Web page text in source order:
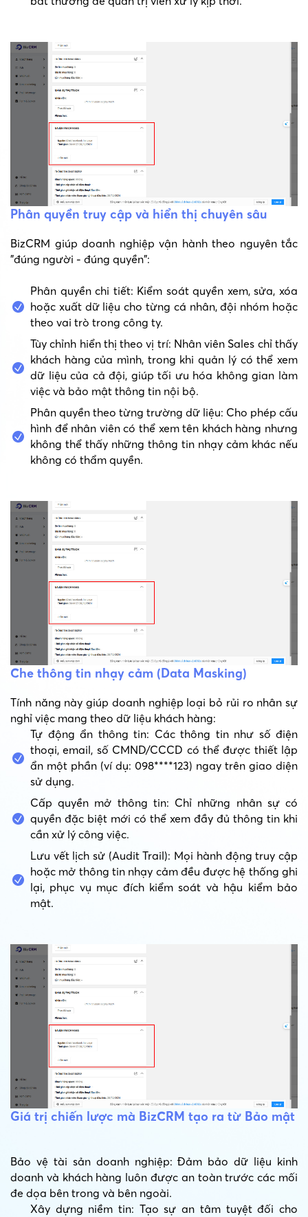
Phân quyền truy cập và hiển thị chuyên sâu
BizCRM giúp doanh nghiệp vận hành theo nguyên tắc
"đúng người - đúng quyền":
Phân quyền chi tiết: Kiểm soát quyền xem, sửa, xóa
hoặc xuất dữ liệu cho từng cá nhân, đội nhóm hoặc
theo vai trò trong công ty.
Tùy chỉnh hiển thị theo vị trí: Nhân viên Sales chỉ thấy
khách hàng của mình, trong khi quản lý có thể xem
dữ liệu của cả đội, giúp tối ưu hóa không gian làm
việc và bảo mật thông tin nội bộ.
Phân quyền theo từng trường dữ liệu: Cho phép cấu
hình để nhân viên có thể xem tên khách hàng nhưng
không thể thấy những thông tin nhạy cảm khác nếu
không có thẩm quyền.
Che thông tin nhạy cảm (Data Masking)
Tính năng này giúp doanh nghiệp loại bỏ rủi ro nhân sự
nghỉ việc mang theo dữ liệu khách hàng:
Tự động ẩn thông tin: Các thông tin như số điện
thoại, email, số CMND/CCCD có thể được thiết lập
ẩn một phần (ví dụ: 098****123) ngay trên giao diện
sử dụng.
Cấp quyền mở thông tin: Chỉ những nhân sự có
quyền đặc biệt mới có thể xem đầy đủ thông tin khi
cần xử lý công việc.
Lưu vết lịch sử (Audit Trail): Mọi hành động truy cập
hoặc mở thông tin nhạy cảm đều được hệ thống ghi
lại, phục vụ mục đích kiểm soát và hậu kiểm bảo
mật.
Giá trị chiến lược mà BizCRM tạo ra từ Bảo mật
Bảo vệ tài sản doanh nghiệp: Đảm bảo dữ liệu kinh
doanh và khách hàng luôn được an toàn trước các mối
đe dọa bên trong và bên ngoài.
Xây dựng niềm tin: Tạo sự an tâm tuyệt đối cho